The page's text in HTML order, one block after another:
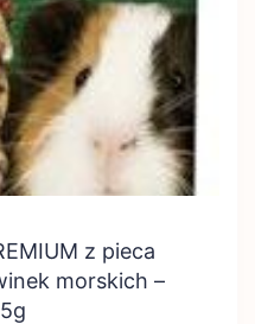
z pieca
morskich –